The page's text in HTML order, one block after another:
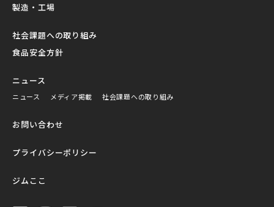
製造・工場
社会課題への取り組み
食品安全方針
ニュース
ニュース メディア掲載 社会課題への取り組み
お問い合わせ
プライバシーポリシー
ジムここ